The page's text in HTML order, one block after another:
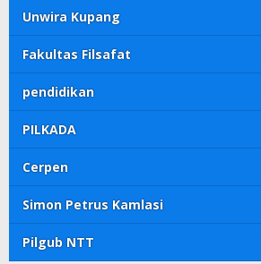
Unwira Kupang
Fakultas Filsafat
pendidikan
PILKADA
Cerpen
Simon Petrus Kamlasi
Pilgub NTT